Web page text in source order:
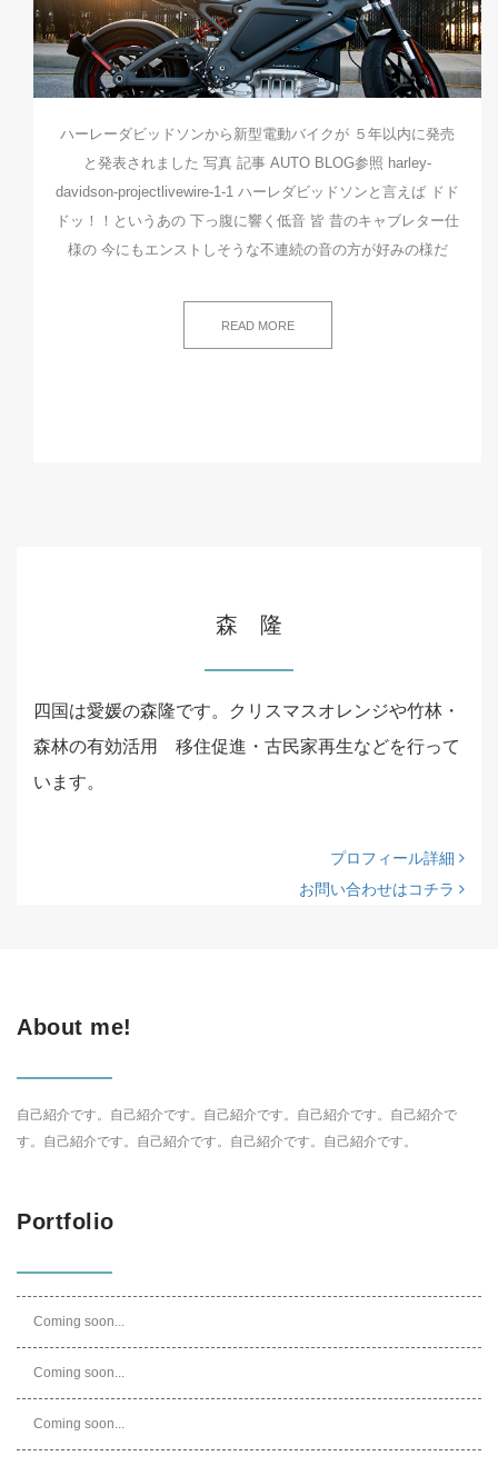
ハーレーダビッドソンから新型電動バイクが ５年以内に発売
と発表されました 写真 記事 AUTO BLOG参照 harley-
davidson-projectlivewire-1-1 ハーレダビッドソンと言えば ドド
ドッ！！というあの 下っ腹に響く低音 皆 昔のキャブレター仕
様の 今にもエンストしそうな不連続の音の方が好みの様だ
READ MORE
森 隆
四国は愛媛の森隆です。クリスマスオレンジや竹林・
森林の有効活用 移住促進・古民家再生などを行って
います。
プロフィール詳細
お問い合わせはコチラ
About me!
自己紹介です。自己紹介です。自己紹介です。自己紹介です。自己紹介で
す。自己紹介です。自己紹介です。自己紹介です。自己紹介です。
Portfolio
Coming soon...
Coming soon...
Coming soon...